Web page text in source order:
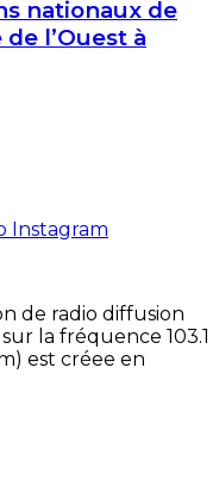
nationaux de
l’Ouest à
Instagram
de radio diffusion
la fréquence 103.1
est créee en